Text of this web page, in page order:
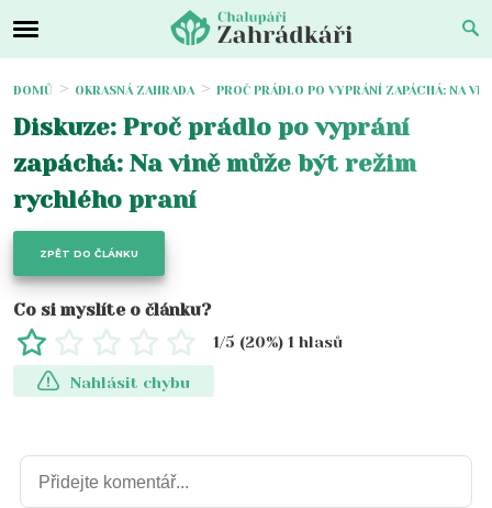
DOMŮ OKRASNÁ ZAHRADA PROČ PRÁDLO PO VYPRÁNÍ ZAPÁCHÁ: NA
Diskuze: Proč prádlo po vyprání
zapáchá: Na vině může být režim
rychlého praní
ZPĚT DO ČLÁNKU
Co si myslíte o článku?
1/5 (20%) 1 hlasů
Nahlásit chybu